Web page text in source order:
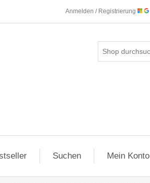
Anmelden / Registrierung
Suchen Mein Konto